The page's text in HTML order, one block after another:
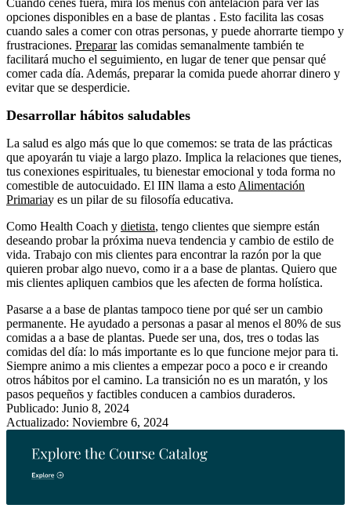
Cuando cenes fuera, mira los menús con antelación para ver las
opciones disponibles en a base de plantas . Esto facilita las cosas
cuando sales a comer con otras personas, y puede ahorrarte tiempo y
frustraciones. Prepararlas comidas semanalmente también te
facilitará mucho el seguimiento, en lugar de tener que pensar qué
comer cada día. Además, preparar la comida puede ahorrar dinero y
evitar que se desperdicie.
Desarrollar hábitos saludables
La salud es algo más que lo que comemos: se trata de las prácticas
que apoyarán tu viaje a largo plazo. Implica la relaciones que tienes,
tus conexiones espirituales, tu bienestar emocional y toda forma no
comestible de autocuidado. El IIN llama a esto Alimentación
Primariay es un pilar de su filosofía educativa.
Como Health Coach y dietista, tengo clientes que siempre están
deseando probar la próxima nueva tendencia y cambio de estilo de
vida. Trabajo con mis clientes para encontrar la razón por la que
quieren probar algo nuevo, como ir a a base de plantas. Quiero que
mis clientes apliquen cambios que les afecten de forma holística.
Pasarse a a base de plantas tampoco tiene por qué ser un cambio
permanente. He ayudado a personas a pasar al menos el 80% de sus
comidas a a base de plantas. Puede ser una, dos, tres o todas las
comidas del día: lo más importante es lo que funcione mejor para ti.
Siempre animo a mis clientes a empezar poco a poco e ir creando
otros hábitos por el camino. La transición no es un maratón, y los
pasos pequeños y factibles conducen a cambios duraderos.
Publicado: Junio 8, 2024
Actualizado: Noviembre 6, 2024